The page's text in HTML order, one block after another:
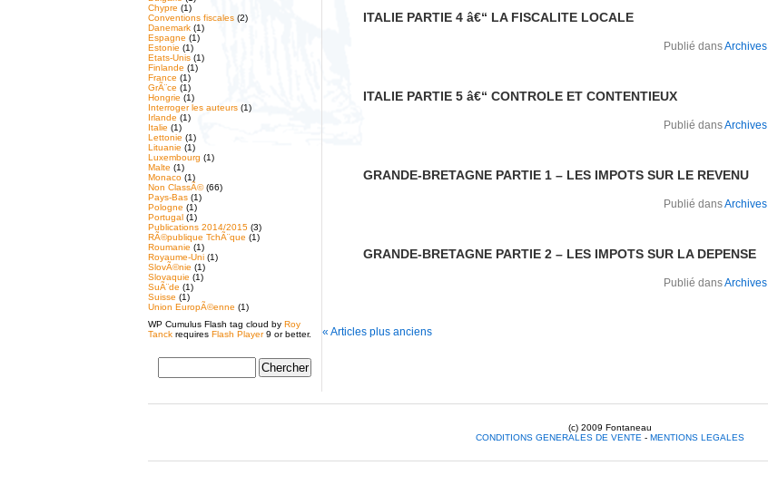
Chypre (1)
Conventions fiscales (2)
Danemark (1)
Espagne (1)
Estonie (1)
Etats-Unis (1)
Finlande (1)
France (1)
GrÃ¨ce (1)
Hongrie (1)
Interroger les auteurs (1)
Irlande (1)
Italie (1)
Lettonie (1)
Lituanie (1)
Luxembourg (1)
Malte (1)
Monaco (1)
Non ClassÃ©(66)
Pays-Bas (1)
Pologne (1)
Portugal (1)
Publications 2014/2015 (3)
RÃ©publique TchÃ¨que (1)
Roumanie (1)
Royaume-Uni (1)
SlovÃ©nie (1)
Slovaquie (1)
SuÃ¨de (1)
Suisse (1)
Union EuropÃ©enne (1)
WP Cumulus Flash tag cloud by Roy
Tanck requires Flash Player9 or better.
ITALIE PARTIE 4 â€“ LA FISCALITE LOCALE
Publié dansArchives
ITALIE PARTIE 5 â€“ CONTROLE ET CONTENTIEUX
Publié dansArchives
GRANDE-BRETAGNE PARTIE 1 – LES IMPOTS SUR LE REVENU
Publié dansArchives
GRANDE-BRETAGNE PARTIE 2 – LES IMPOTS SUR LA DEPENSE
Publié dansArchives
« Articles plus anciens
(c) 2009 Fontaneau
CONDITIONS GENERALES DE VENTE - MENTIONS LEGALES